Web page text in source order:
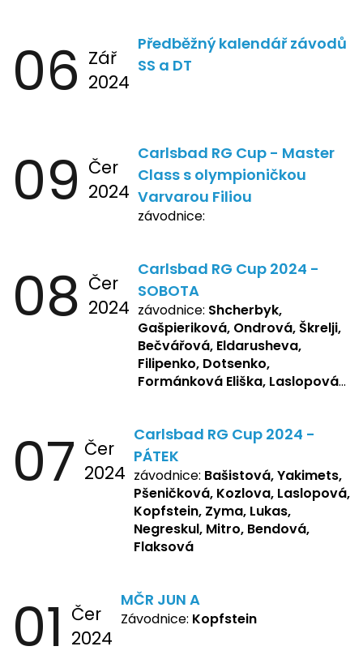
06 Zář
2024
Předběžný kalendář závodů
SS a DT
09 Čer
2024
Carlsbad RG Cup - Master
Class s olympioničkou
Varvarou Filiou
závodnice:
08 Čer
2024
Carlsbad RG Cup 2024 -
SOBOTA
závodnice: Shcherbyk,
Gašpieriková, Ondrová, Škrelji,
Bečvářová, Eldarusheva,
Filipenko, Dotsenko,
Formánková Eliška, Laslopová
Žbánková, Bašistová Beáta,
Yakimets, Pšeničková Vanesa,
Kozlova Nelly, Laslopová B.,
Kopfstein, Lukas, Negreskul ,
Mitro, Bendová, Flaksová
07 Čer
2024
Carlsbad RG Cup 2024 -
PÁTEK
závodnice: Bašistová, Yakimets,
Pšeničková, Kozlova, Laslopová,
Kopfstein, Zyma, Lukas,
Negreskul, Mitro, Bendová,
Flaksová
01 Čer
2024
MČR JUN A
Závodnice: Kopfstein